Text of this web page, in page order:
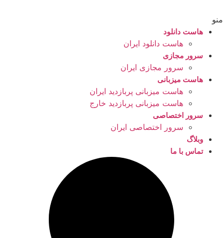
منو
هاست دانلود
هاست دانلود ایران
سرور مجازی
سرور مجازی ایران
هاست میزبانی
هاست میزبانی پربازدید ایران
هاست میزبانی پربازدید خارج
سرور اختصاصی
سرور اختصاصی ایران
وبلاگ
تماس با ما